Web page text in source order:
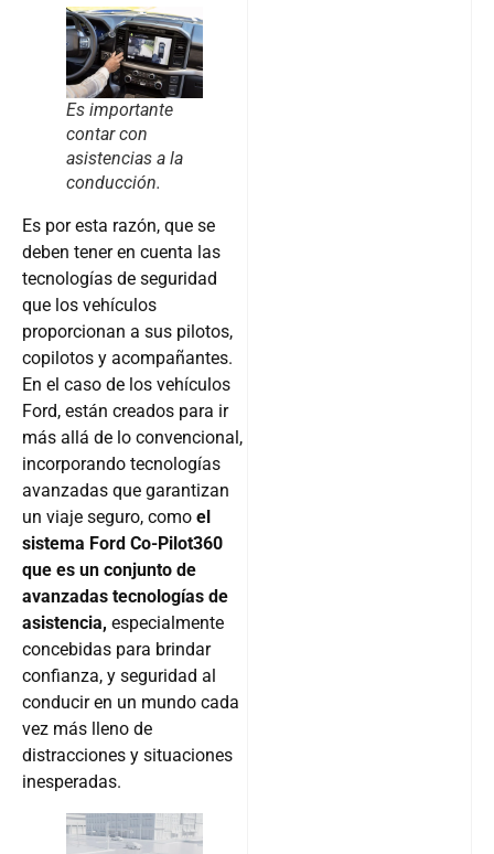
Es importante
contar con
asistencias a la
conducción.
Es por esta razón, que se
deben tener en cuenta las
tecnologías de seguridad
que los vehículos
proporcionan a sus pilotos,
copilotos y acompañantes.
En el caso de los vehículos
Ford, están creados para ir
más allá de lo convencional,
incorporando tecnologías
avanzadas que garantizan
un viaje seguro, como el
sistema Ford Co-Pilot360
que es un conjunto de
avanzadas tecnologías de
asistencia, especialmente
concebidas para brindar
confianza, y seguridad al
conducir en un mundo cada
vez más lleno de
distracciones y situaciones
inesperadas.